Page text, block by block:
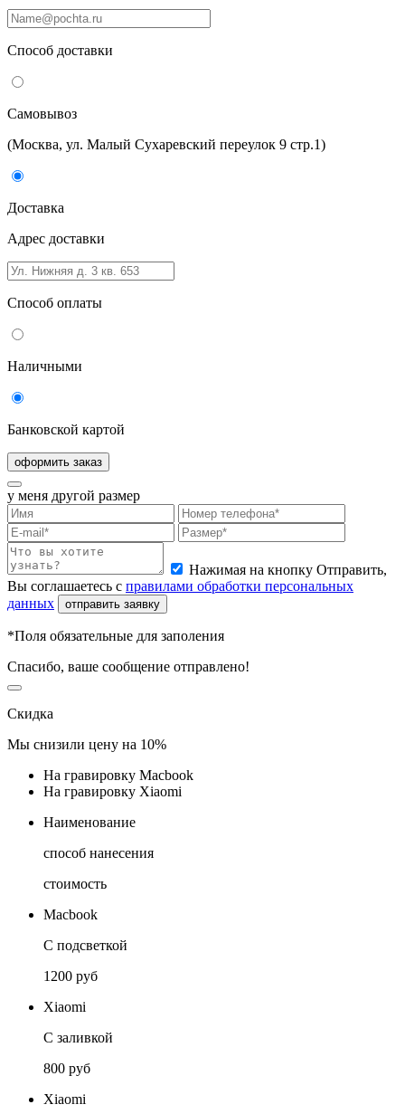
Способ доставки
Самовывоз
(Москва, ул. Малый Сухаревский переулок 9 стр.1)
Доставка
Адрес доставки
Способ оплаты
Наличными
Банковской картой
оформить заказ
у меня другой размер
Нажимая на кнопку Отправить,
Вы соглашаетесь с правилами обработки персональных
данных
отправить заявку
*Поля обязательные для заполения
Спасибо, ваше сообщение отправлено!
Скидка
Мы снизили цену на 10%
На гравировку Macbook
На гравировку Xiaomi
Наименование
способ нанесения
стоимость
Macbook
С подсветкой
1200 руб
Xiaomi
С заливкой
800 руб
Xiaomi